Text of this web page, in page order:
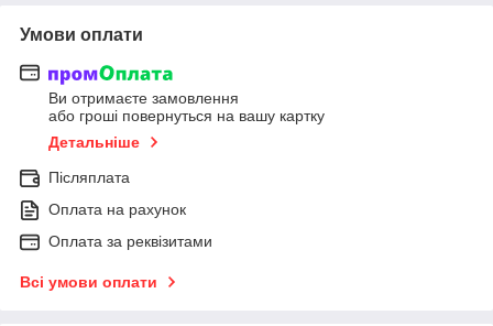
Умови оплати
Ви отримаєте замовлення
або гроші повернуться на вашу картку
Детальніше
Післяплата
Оплата на рахунок
Оплата за реквізитами
Всі умови оплати